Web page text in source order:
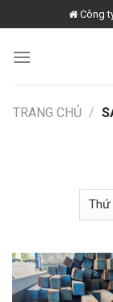
to
content
Công
TRANG CHỦ /